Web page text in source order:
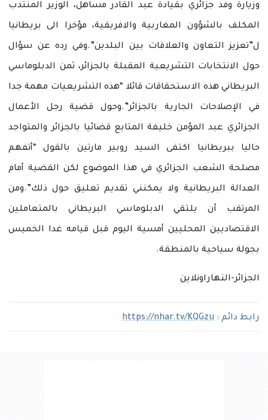
وزيارة وفد جزائري بقيادة عبد القادر مساهل، الوزير المنتدب
المكلف بالشؤون المغاربية والافريقية، مؤخرا الى بريطانيا
ل”تعزيز التعاون والعلاقات بين البلدين”.وفي رده عن سؤال
حول الانتخابات التشريعية المقبلة بالجزائر، ثمن الدبلوماسي
البريطاني هذه الاستحقاقات قائلا “هذه التشريعيات مهمة جدا
في الإصلاحات الجارية بالجزائر”.وحول قضية رجل الأعمال
الجزائري عبد المؤمن خليفة المتابع قضائيا بالجزائر والمتواجد
حاليا ببريطانيا اكتفى السيد روبير مارتين بالقول “أتفهم
مصلحة الشعب الجزائري في هذا الموضوع لكن القضية أمام
العدالة البريطانية ولا يمكنني تقديم تعليق حول ذلك”.ومن
المرتقب أن يلتقي الدبلوماسي البريطاني بالمتعاملين
الاقتصاديين المحليين أمسية اليوم قبل قيامه غدا الخميس
بجولة سياحية بالمنطقة.
الجزائر-النهاراونلاين
رابط دائم : https://nhar.tv/KQGzu